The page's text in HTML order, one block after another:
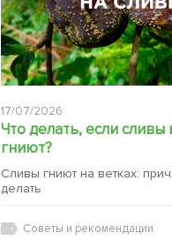
17/07/2026
Что делать, если сливы
гниют?
Сливы гниют на ветках:
делать
Советы и рекомендации